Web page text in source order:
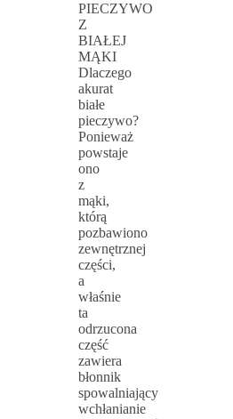
PIECZYWO
Z
BIAŁEJ
MĄKI
Dlaczego
akurat
białe
pieczywo?
Ponieważ
powstaje
ono
z
mąki,
którą
pozbawiono
zewnętrznej
części,
a
właśnie
ta
odrzucona
część
zawiera
błonnik
spowalniający
wchłanianie